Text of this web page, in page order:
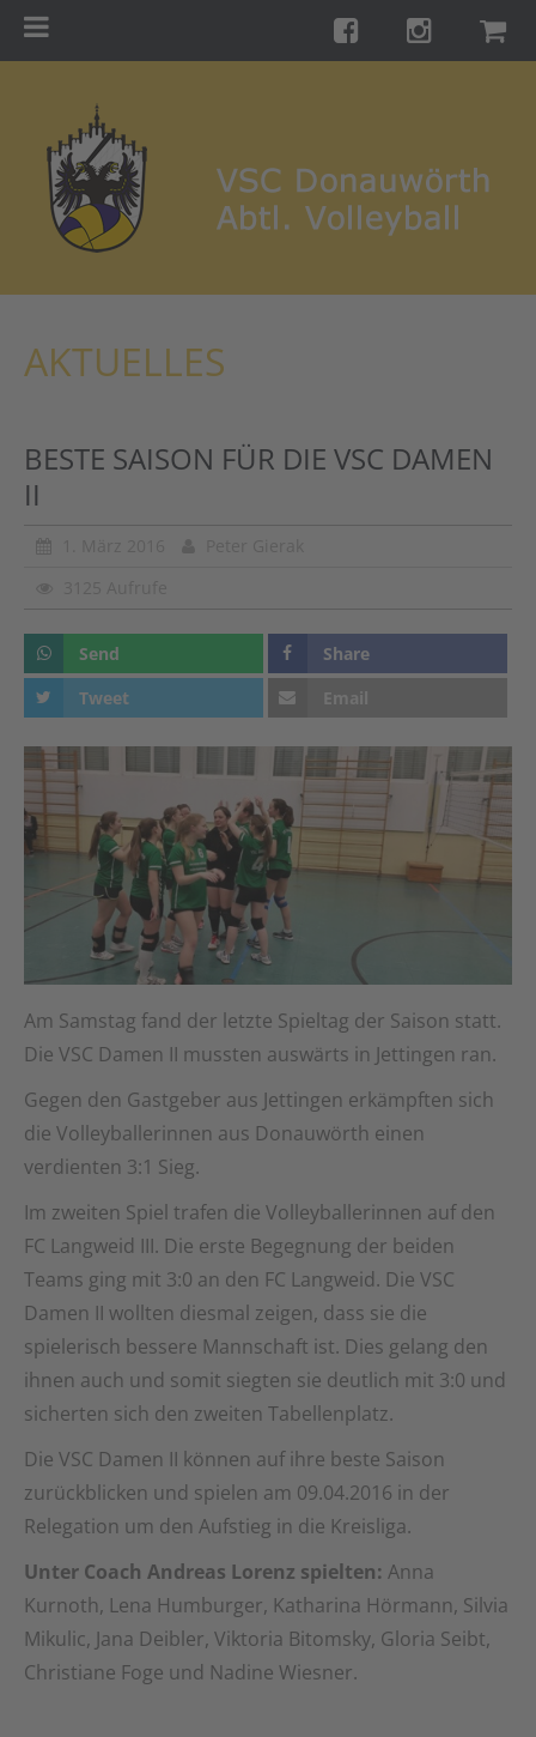
Training
Turniere
Kontakt
Shop
AKTUELLES
BESTE SAISON FÜR DIE VSC DAMEN
II
Send
Share
Tweet
Email
Am Samstag fand der letzte Spieltag der Saison statt.
Die VSC Damen II mussten auswärts in Jettingen ran.
Gegen den Gastgeber aus Jettingen erkämpften sich
die Volleyballerinnen aus Donauwörth einen
verdienten 3:1 Sieg.
Im zweiten Spiel trafen die Volleyballerinnen auf den
FC Langweid III. Die erste Begegnung der beiden
Teams ging mit 3:0 an den FC Langweid. Die VSC
Damen II wollten diesmal zeigen, dass sie die
spielerisch bessere Mannschaft ist. Dies gelang den
ihnen auch und somit siegten sie deutlich mit 3:0 und
sicherten sich den zweiten Tabellenplatz.
Die VSC Damen II können auf ihre beste Saison
zurückblicken und spielen am 09.04.2016 in der
Relegation um den Aufstieg in die Kreisliga.
Unter Coach Andreas Lorenz spielten: Anna
Kurnoth, Lena Humburger, Katharina Hörmann, Silvia
Mikulic, Jana Deibler, Viktoria Bitomsky, Gloria Seibt,
Christiane Foge und Nadine Wiesner.